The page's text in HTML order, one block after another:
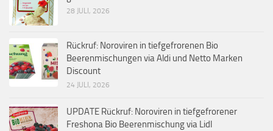
28 JULI, 2026
Rückruf: Noroviren in tiefgefrorenen Bio
Beerenmischungen via Aldi und Netto Marken
Discount
24 JULI, 2026
UPDATE Rückruf: Noroviren in tiefgefrorener
Freshona Bio Beerenmischung via Lidl